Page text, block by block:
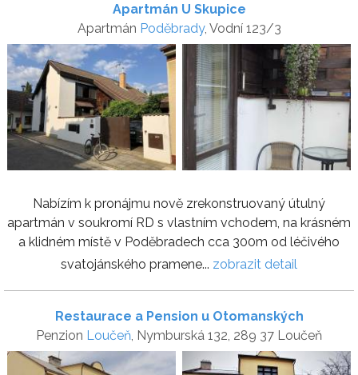
Apartmán U Skupice
Apartmán Poděbrady, Vodní 123/3
Nabízím k pronájmu nově zrekonstruovaný útulný
apartmán v soukromí RD s vlastním vchodem, na krásném
a klidném místě v Poděbradech cca 300m od léčivého
svatojánského pramene... zobrazit detail
Restaurace a Pension u Otomanských
Penzion Loučeň , Nymburská 132, 289 37 Loučeň